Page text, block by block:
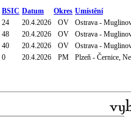
BSIC Datum Okres Umístění
24 20.4.2026 OV
Ostrava -
48 20.4.2026 OV
Ostrava -
40 20.4.2026 OV
Ostrava -
0 20.4.2026 PM Plzeň - Černice,